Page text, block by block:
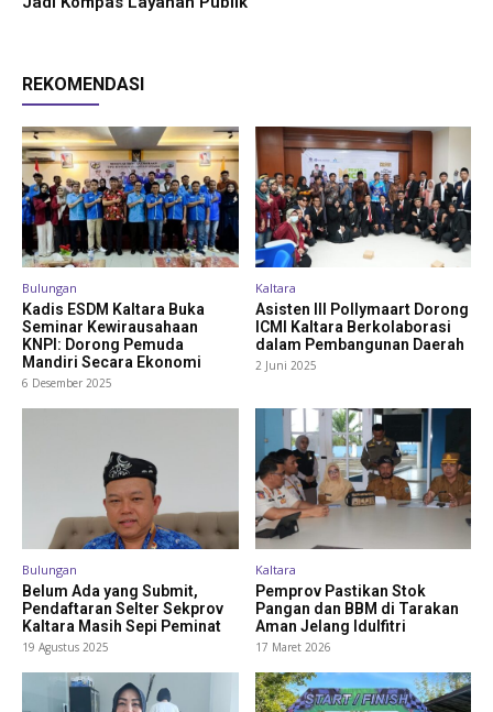
REKOMENDASI
Bulungan
Kadis ESDM Kaltara Buka
Seminar Kewirausahaan
KNPI: Dorong Pemuda
Mandiri Secara Ekonomi
6 Desember 2025
Kaltara
Asisten III Pollymaart Dorong
ICMI Kaltara Berkolaborasi
dalam Pembangunan Daerah
2 Juni 2025
Bulungan
Belum Ada yang Submit,
Pendaftaran Selter Sekprov
Kaltara Masih Sepi Peminat
19 Agustus 2025
Kaltara
Pemprov Pastikan Stok
Pangan dan BBM di Tarakan
Aman Jelang Idulfitri
17 Maret 2026